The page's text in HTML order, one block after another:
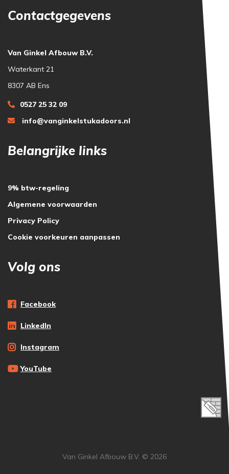
Contactgegevens
Van Ginkel Afbouw B.V.
Waterkant 21
8307 AB Ens
0527 25 32 09
info@vanginkelstukadoors.nl
Belangrijke links
9% btw-regeling
Algemene voorwaarden
Privacy Policy
Cookie voorkeuren aanpassen
Volg ons
Facebook
LinkedIn
Instagram
YouTube
Van Ginkel Afbouw B.V. © 2026